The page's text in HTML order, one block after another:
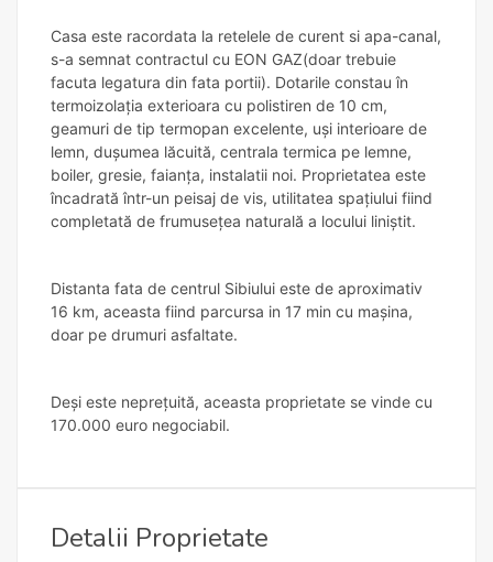
Casa este racordata la retelele de curent si apa-canal,
s-a semnat contractul cu EON GAZ(doar trebuie
facuta legatura din fata portii). Dotarile constau în
termoizolația exterioara cu polistiren de 10 cm,
geamuri de tip termopan excelente, uși interioare de
lemn, dușumea lăcuită, centrala termica pe lemne,
boiler, gresie, faianța, instalatii noi. Proprietatea este
încadrată într-un peisaj de vis, utilitatea spațiului fiind
completată de frumusețea naturală a locului liniștit.
Distanta fata de centrul Sibiului este de aproximativ
16 km, aceasta fiind parcursa in 17 min cu mașina,
doar pe drumuri asfaltate.
Deși este neprețuită, aceasta proprietate se vinde cu
170.000 euro negociabil.
Detalii Proprietate